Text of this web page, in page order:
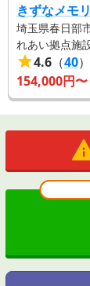
きずなメモ
埼玉県春日部
れあい拠点施
4.6 （40）
154,000円〜